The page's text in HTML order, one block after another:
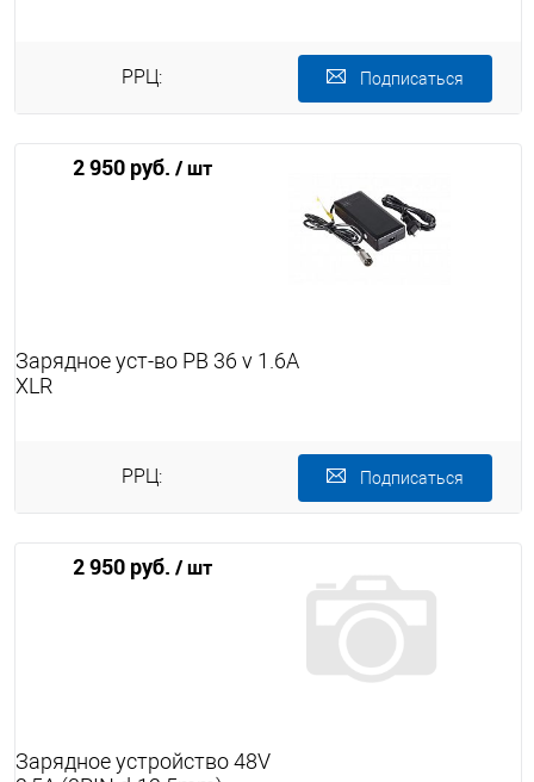
РРЦ:
2 950 руб. / шт
Подписаться
Зарядное уст-во PB 36 v 1.6A
XLR
РРЦ:
2 950 руб. / шт
Подписаться
Зарядное устройство 48V